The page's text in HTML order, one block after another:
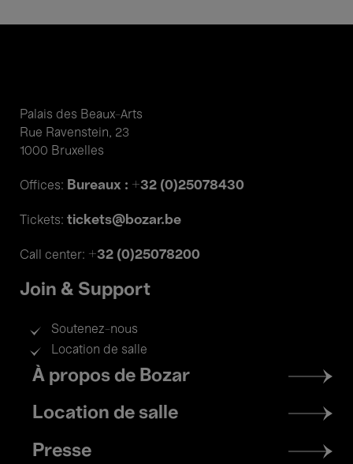
Palais des Beaux-Arts
Rue Ravenstein, 23
1000 Bruxelles
Offices: Bureaux : +32 (0)25078430
Tickets: tickets@bozar.be
Call center: +32 (0)25078200
Join & Support
Soutenez-nous
Location de salle
Footer
menu
À propos de Bozar
Location de salle
Presse